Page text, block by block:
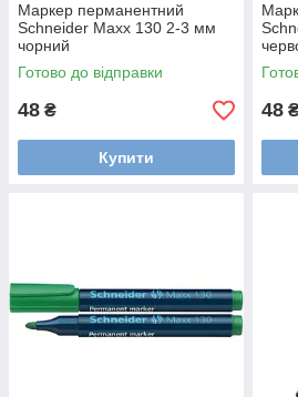
Маркер перманентний
Schneider Maxx 130 2-3 мм
чорний
Готово до відправки
48 ₴
Купити
48